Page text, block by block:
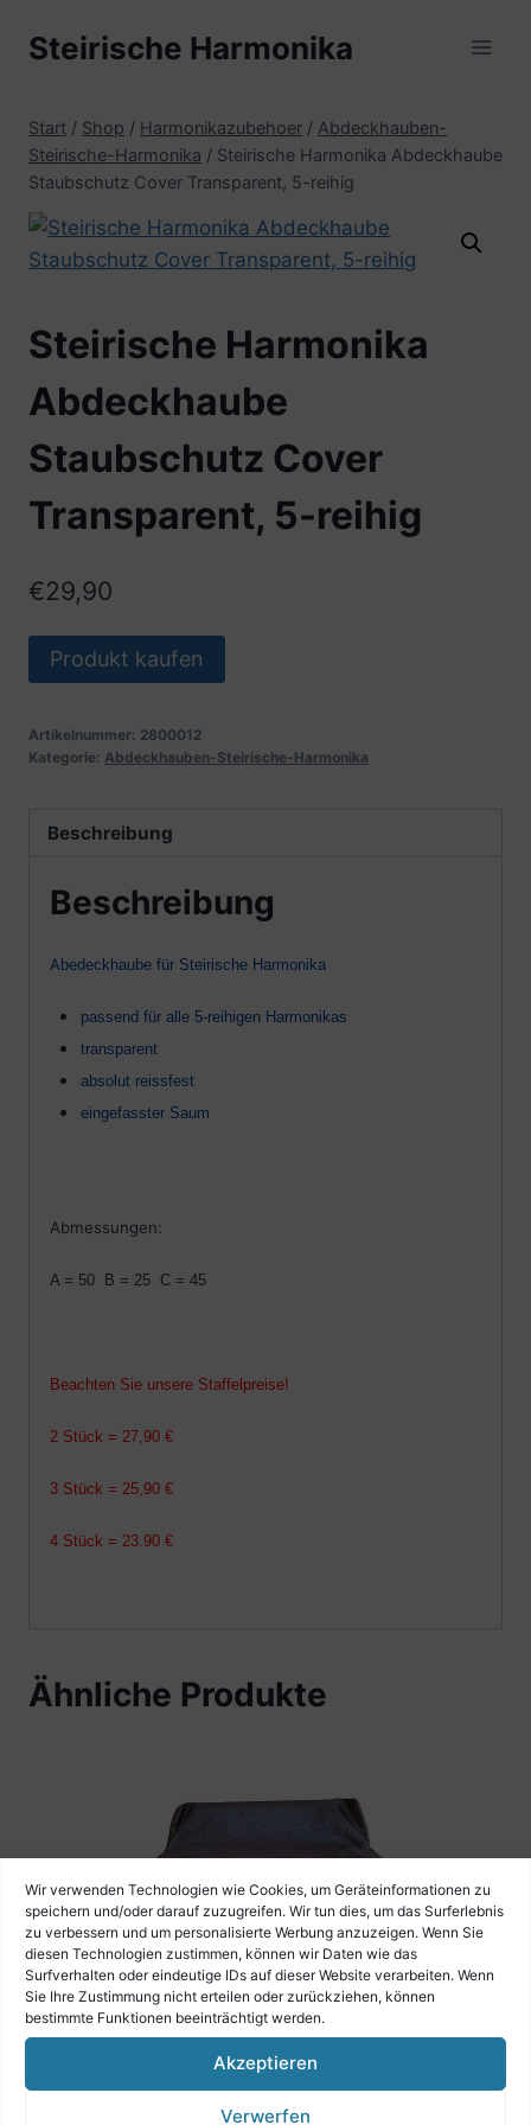
Wir verwenden Technologien wie Cookies, um Geräteinformationen zu
speichern und/oder darauf zuzugreifen. Wir tun dies, um das Surferlebnis
zu verbessern und um personalisierte Werbung anzuzeigen. Wenn Sie
diesen Technologien zustimmen, können wir Daten wie das
Surfverhalten oder eindeutige IDs auf dieser Website verarbeiten. Wenn
Sie Ihre Zustimmung nicht erteilen oder zurückziehen, können
bestimmte Funktionen beeinträchtigt werden.
Akzeptieren
Verwerfen
InhaltSteirische Harmonika
Start / Shop / Harmonikazubehoer / Abdeckhauben-
Steirische-Harmonika / Steirische Harmonika Abdeckhaube
Staubschutz Cover Transparent, 5-reihig
Steirische Harmonika
Abdeckhaube
Staubschutz Cover
Transparent, 5-reihig
€29,90
Produkt kaufen
Artikelnummer: 2800012
Kategorie: Abdeckhauben-Steirische-Harmonika
Beschreibung
Beschreibung
A bedeckhaube für Steirische Harmonika
passend für alle 5-reihigen Harmonikas
transparent
absolut reissfest
eingefasster Saum
Abmessungen:
A = 50 B = 25 C = 45
Beachten Sie unsere Staffelpreise!
2 Stück = 27,90 €
3 Stück = 25,90 €
4 Stück = 23.90 €
Ähnliche Produkte